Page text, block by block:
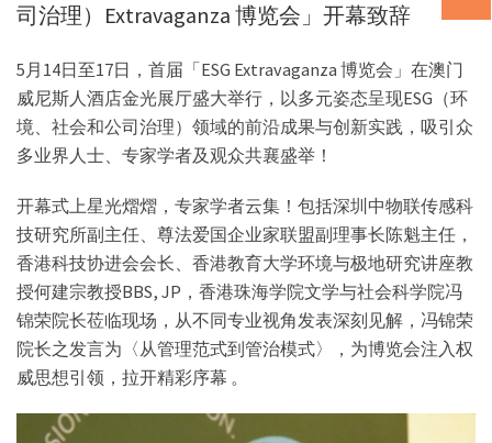
司治理）Extravaganza 博览会」开幕致辞
5月14日至17日，首届「ESG Extravaganza 博览会」在澳门
威尼斯人酒店金光展厅盛大举行，以多元姿态呈现ESG（环
境、社会和公司治理）领域的前沿成果与创新实践，吸引众
多业界人士、专家学者及观众共襄盛举！
开幕式上星光熠熠，专家学者云集！包括深圳中物联传感科
技研究所副主任、尊法爱国企业家联盟副理事长陈魁主任，
香港科技协进会会长、香港教育大学环境与极地研究讲座教
授何建宗教授BBS, JP，香港珠海学院文学与社会科学院冯
锦荣院长莅临现场，从不同专业视角发表深刻见解，冯锦荣
院长之发言为〈从管理范式到管治模式〉，为博览会注入权
威思想引领，拉开精彩序幕 。